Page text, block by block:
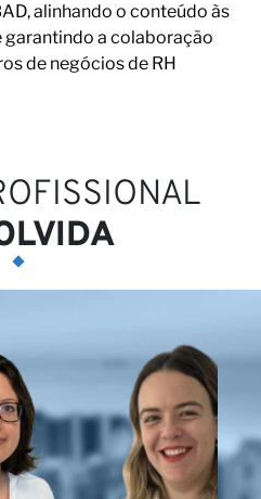
alinhando o conteúdo às
a colaboração
de negócios de RH